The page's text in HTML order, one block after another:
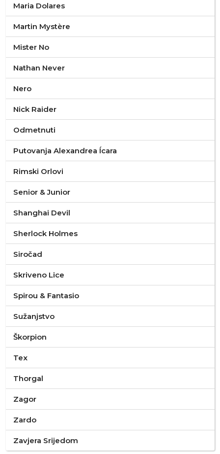
Maria Dolares
Martin Mystère
Mister No
Nathan Never
Nero
Nick Raider
Odmetnuti
Putovanja Alexandrea Ícara
Rimski Orlovi
Senior & Junior
Shanghai Devil
Sherlock Holmes
Siročad
Skriveno Lice
Spirou & Fantasio
Sužanjstvo
Škorpion
Tex
Thorgal
Zagor
Zardo
Zavjera Srijedom